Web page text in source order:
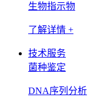
生物指示物
了解详情 +
技术服务
菌种鉴定
DNA序列分析